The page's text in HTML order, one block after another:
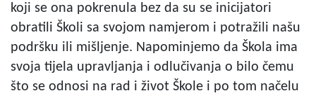
koji se ona pokrenula bez da su se inicijatori
obratili Školi sa svojom namjerom i potražili našu
podršku ili mišljenje. Napominjemo da Škola ima
svoja tijela upravljanja i odlučivanja o bilo čemu
što se odnosi na rad i život Škole i po tom načelu